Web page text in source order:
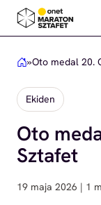
Przejdź
»Oto medal 20.
Ekiden
Oto
Sztafet
19 maja 2026 | 1